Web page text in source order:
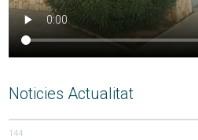
Noticies Actualitat
144